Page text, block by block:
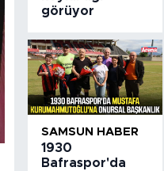
görüyor
SAMSUN HABER
1930
Bafraspor'da